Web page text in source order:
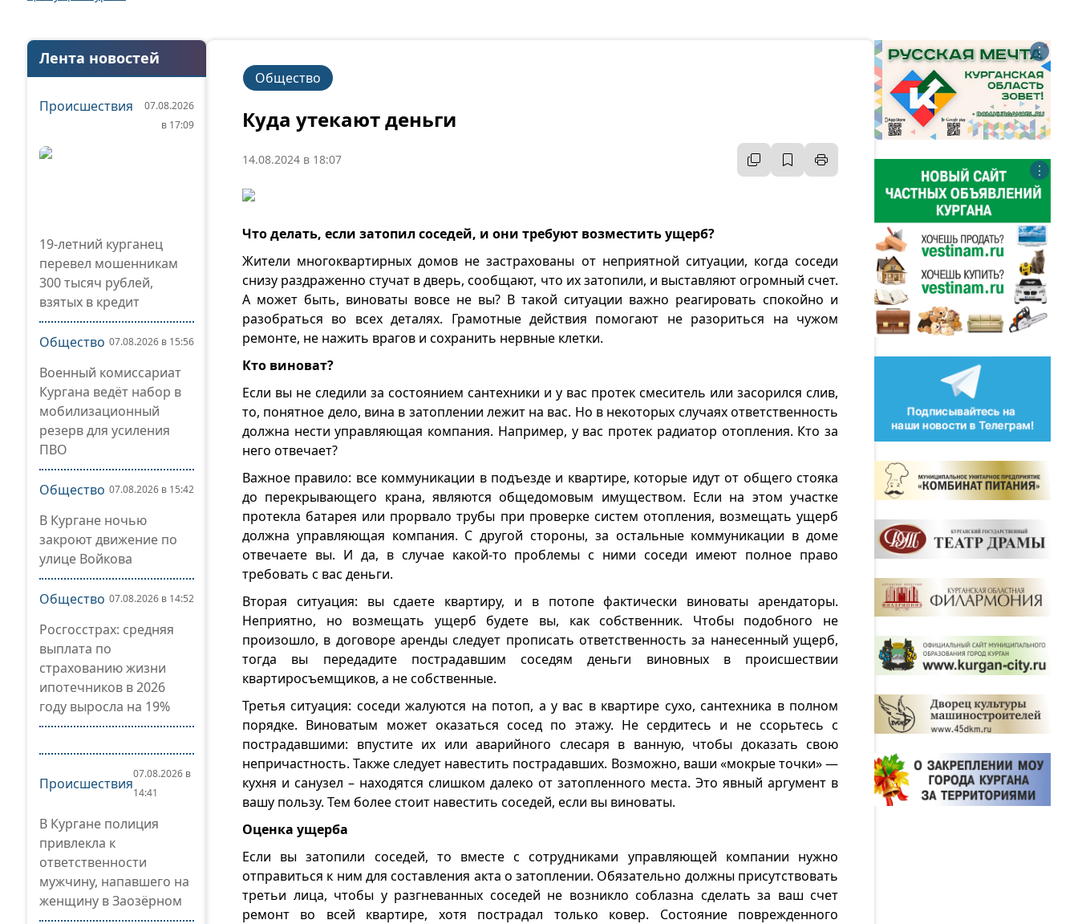
Лента новостей
Происшествия
07.08.2026
в 17:09
19-летний курганец
перевел мошенникам
300 тысяч рублей,
взятых в кредит
Общество 07.08.2026 в 15:56
Военный комиссариат
Кургана ведёт набор в
мобилизационный
резерв для усиления
ПВО
Общество 07.08.2026 в 15:42
В Кургане ночью
закроют движение по
улице Войкова
Общество 07.08.2026 в 14:52
Росгосстрах: средняя
выплата по
страхованию жизни
ипотечников в 2026
году выросла на 19%
Происшествия
07.08.2026 в
14:41
В Кургане полиция
привлекла к
ответственности
мужчину, напавшего на
женщину в Заозёрном
Общество
Куда утекают деньги
14.08.2024 в 18:07
Что делать, если затопил соседей, и они требуют возместить ущерб?
Жители многоквартирных домов не застрахованы от неприятной ситуации, когда соседи
снизу раздраженно стучат в дверь, сообщают, что их затопили, и выставляют огромный счет.
А может быть, виноваты вовсе не вы? В такой ситуации важно реагировать спокойно и
разобраться во всех деталях. Грамотные действия помогают не разориться на чужом
ремонте, не нажить врагов и сохранить нервные клетки.
Кто виноват?
Если вы не следили за состоянием сантехники и у вас протек смеситель или засорился слив,
то, понятное дело, вина в затоплении лежит на вас. Но в некоторых случаях ответственность
должна нести управляющая компания. Например, у вас протек радиатор отопления. Кто за
него отвечает?
Важное правило: все коммуникации в подъезде и квартире, которые идут от общего стояка
до перекрывающего крана, являются общедомовым имуществом. Если на этом участке
протекла батарея или прорвало трубы при проверке систем отопления, возмещать ущерб
должна управляющая компания. С другой стороны, за остальные коммуникации в доме
отвечаете вы. И да, в случае какой-то проблемы с ними соседи имеют полное право
требовать с вас деньги.
Вторая ситуация: вы сдаете квартиру, и в потопе фактически виноваты арендаторы.
Неприятно, но возмещать ущерб будете вы, как собственник. Чтобы подобного не
произошло, в договоре аренды следует прописать ответственность за нанесенный ущерб,
тогда вы передадите пострадавшим соседям деньги виновных в происшествии
квартиросъемщиков, а не собственные.
Третья ситуация: соседи жалуются на потоп, а у вас в квартире сухо, сантехника в полном
порядке. Виноватым может оказаться сосед по этажу. Не сердитесь и не ссорьтесь с
пострадавшими: впустите их или аварийного слесаря в ванную, чтобы доказать свою
непричастность. Также следует навестить пострадавших. Возможно, ваши «мокрые точки» —
кухня и санузел – находятся слишком далеко от затопленного места. Это явный аргумент в
вашу пользу. Тем более стоит навестить соседей, если вы виноваты.
Оценка ущерба
Если вы затопили соседей, то вместе с сотрудниками управляющей компании нужно
отправиться к ним для составления акта о затоплении. Обязательно должны присутствовать
третьи лица, чтобы у разгневанных соседей не возникло соблазна сделать за ваш счет
ремонт во всей квартире, хотя пострадал только ковер. Состояние поврежденного
⋮
⋮